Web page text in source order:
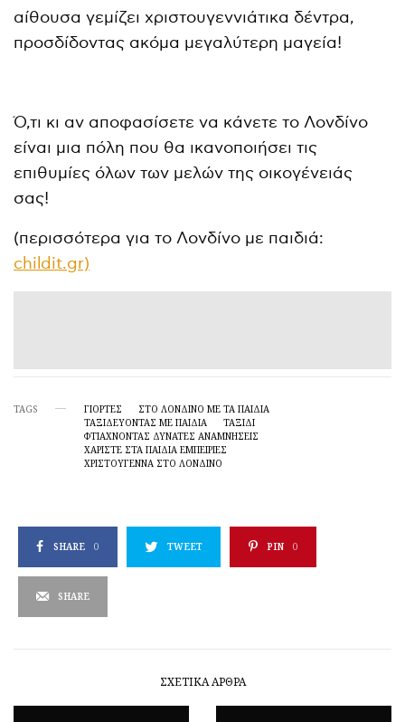
αίθουσα γεμίζει χριστουγεννιάτικα δέντρα,
προσδίδοντας ακόμα μεγαλύτερη μαγεία!
Ό,τι κι αν αποφασίσετε να κάνετε το Λονδίνο
είναι μια πόλη που θα ικανοποιήσει τις
επιθυμίες όλων των μελών της οικογένειάς
σας!
(περισσότερα για το Λονδίνο με παιδιά:
childit.gr)
TAGS ΓΙΟΡΤΈΣ
ΣΤΟ ΛΟΝΔΊΝΟ ΜΕ ΤΑ ΠΑΙΔΙΆ
ΤΑΞΙΔΕΎΟΝΤΑΣ ΜΕ ΠΑΙΔΙΆ
ΤΑΞΙΔΙ
ΦΤΙΆΧΝΟΝΤΑΣ ΔΥΝΑΤΈΣ ΑΝΑΜΝΉΣΕΙΣ
ΧΑΡΊΣΤΕ ΣΤΑ ΠΑΙΔΙΆ ΕΜΠΕΙΡΊΕΣ
ΧΡΙΣΤΟΎΓΕΝΝΑ ΣΤΟ ΛΟΝΔΊΝΟ
SHARE 0 TWEET PIN 0
SHARE
ΣΧΕΤΙΚΆ ΆΡΘΡΑ